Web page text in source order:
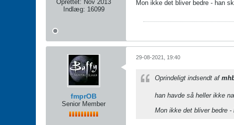
Oprettet: Nov 2013
Indlæg: 16099
Mon ikke det bliver bedre - han
fmprOB
Senior Member
29-08-2021, 19:40
Oprindeligt indsendt af
han havde så heller ikke
Mon ikke det bliver bedre